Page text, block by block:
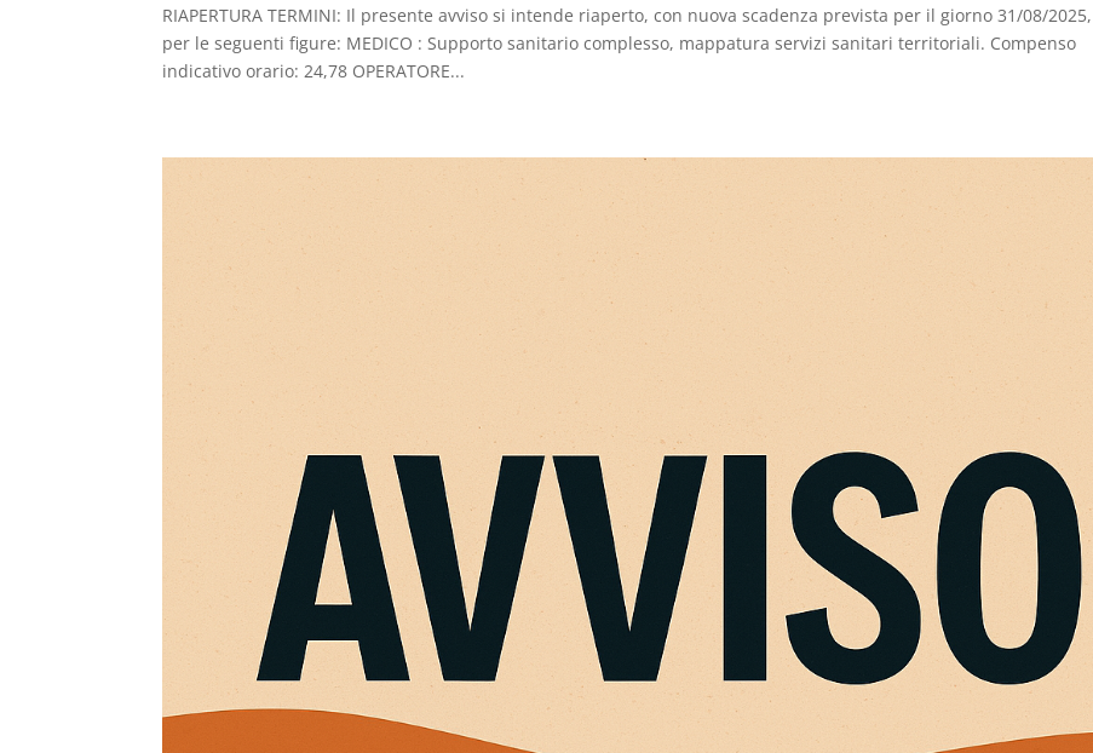
RIAPERTURA TERMINI: Il presente avviso si intende riaperto, con nuova scadenza prevista per il giorno 31/08/2025,
per le seguenti figure: MEDICO : Supporto sanitario complesso, mappatura servizi sanitari territoriali. Compenso
indicativo orario: 24,78 OPERATORE...